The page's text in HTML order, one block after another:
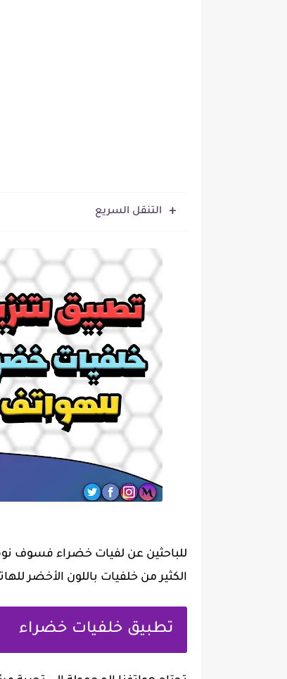
التنقل السريع
للباحثين عن لفيات خضراء فسوف
الكثير من خلفيات باللون الأخضر
تطبيق خلفيات خضراء